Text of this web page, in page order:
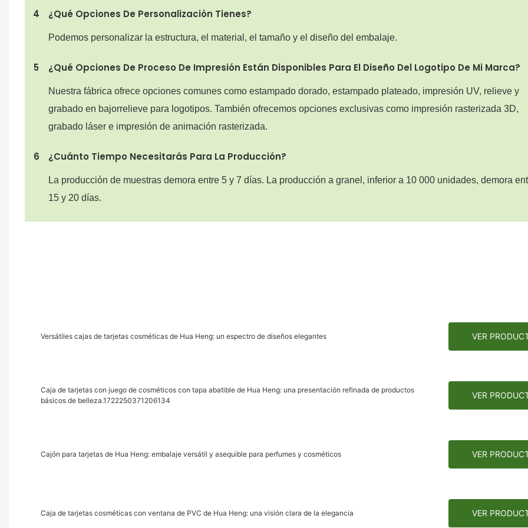
4 ¿Qué Opciones De Personalización Tienes?
Podemos personalizar la estructura, el material, el tamaño y el diseño del embalaje.
5 ¿Qué Opciones De Proceso De Impresión Están Disponibles Para El Diseño Del Logotipo De Mi Marca?
Nuestra fábrica ofrece opciones comunes como estampado dorado, estampado plateado, impresión UV, relieve y
grabado en bajorrelieve para logotipos. También ofrecemos opciones exclusivas como impresión rasterizada 3D,
grabado láser e impresión de animación rasterizada.
6 ¿Cuánto Tiempo Necesitarás Para La Producción?
La producción de muestras demora entre 5 y 7 días. La producción a granel, inferior a 10 000 unidades, demora
15 y 20 días.
Versátiles cajas de tarjetas cosméticas de Hua Heng: un espectro de diseños elegantes VER
Caja de tarjetas con juego de cosméticos con tapa abatible de Hua Heng: una presentación refinada de productos
básicos de belleza.1722250371206134
VER
Cajón para tarjetas de Hua Heng: embalaje versátil y asequible para perfumes y cosméticos VER
Caja de tarjetas cosméticas con ventana de PVC de Hua Heng: una visión clara de la elegancia VER